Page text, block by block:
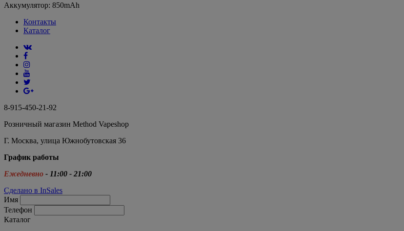
Аккумулятор: 850mAh
Контакты
Каталог
8-915-450-21-92
Розничный магазин Method Vapeshop
Г. Москва, улица Южнобутовская 36
График работы
Ежедневно - 11:00 - 21:00
Сделано в InSales
Имя
Телефон
Каталог